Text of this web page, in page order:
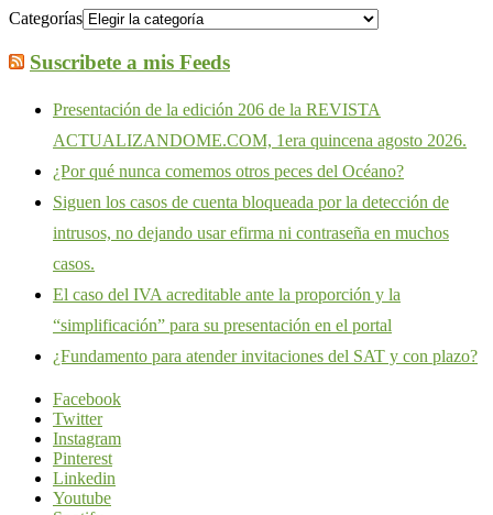
Categorías
Suscribete a mis Feeds
Presentación de la edición 206 de la REVISTA
ACTUALIZANDOME.COM, 1era quincena agosto 2026.
¿Por qué nunca comemos otros peces del Océano?
Siguen los casos de cuenta bloqueada por la detección de
intrusos, no dejando usar efirma ni contraseña en muchos
casos.
El caso del IVA acreditable ante la proporción y la
“simplificación” para su presentación en el portal
¿Fundamento para atender invitaciones del SAT y con plazo?
Facebook
Twitter
Instagram
Pinterest
Linkedin
Youtube